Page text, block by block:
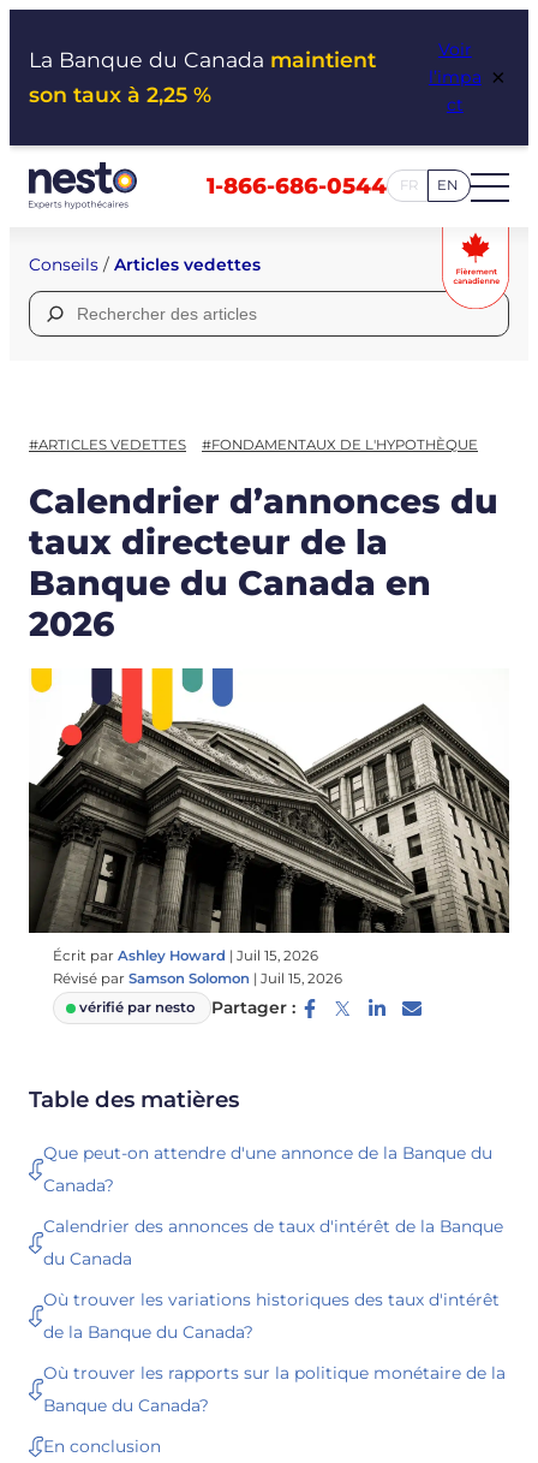
La Banque du Canada maintient
son taux à 2,25 %
Voir
l’impa
ct
×
1-866-686-0544 FR EN
Conseils / Articles vedettes
Rechercher :
#ARTICLES VEDETTES #FONDAMENTAUX DE L'HYPOTHÈQUE
Calendrier d’annonces du
taux directeur de la
Banque du Canada en
2026
Écrit par Ashley Howard | Juil 15, 2026
Révisé par Samson Solomon | Juil 15, 2026
vérifié par nesto
Partager :
Table des matières
Que peut-on attendre d'une annonce de la Banque du
Canada?
Calendrier des annonces de taux d'intérêt de la Banque
du Canada
Où trouver les variations historiques des taux d'intérêt
de la Banque du Canada?
Où trouver les rapports sur la politique monétaire de la
Banque du Canada?
En conclusion